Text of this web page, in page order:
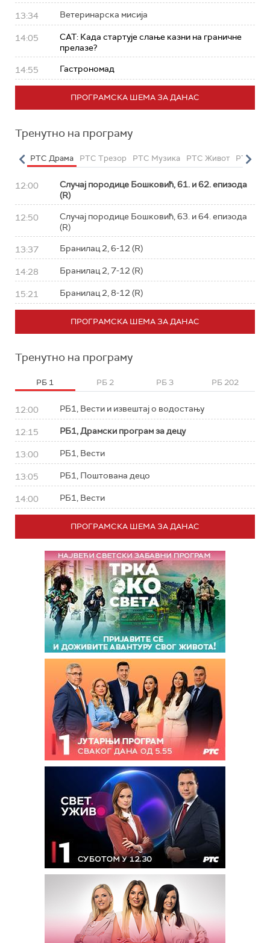
13:34 Ветеринарска мисија
14:05
САТ: Када стартује слање казни на граничне
прелазе?
14:55 Гастрономад
ПРОГРАМСКА ШЕМА ЗА ДАНАС
Тренутно на програму
РТС Драма РТС Трезор РТС Музика РТС Живот РТС
12:00
Случај породице Бошковић, 61. и 62. епизода
(R)
12:50
Случај породице Бошковић, 63. и 64. епизода
(R)
13:37 Бранилац 2, 6-12 (R)
14:28 Бранилац 2, 7-12 (R)
15:21 Бранилац 2, 8-12 (R)
ПРОГРАМСКА ШЕМА ЗА ДАНАС
Тренутно на програму
РБ 1 РБ 2 РБ 3 РБ 202
12:00 РБ1, Вести и извештај о водостању
12:15 РБ1, Драмски програм за децу
13:00 РБ1, Вести
13:05 РБ1, Поштована децо
14:00 РБ1, Вести
ПРОГРАМСКА ШЕМА ЗА ДАНАС